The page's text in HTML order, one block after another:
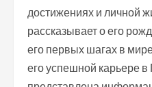
достижениях и личной
рассказывает о его
его первых шагах в
его успешной карьере в